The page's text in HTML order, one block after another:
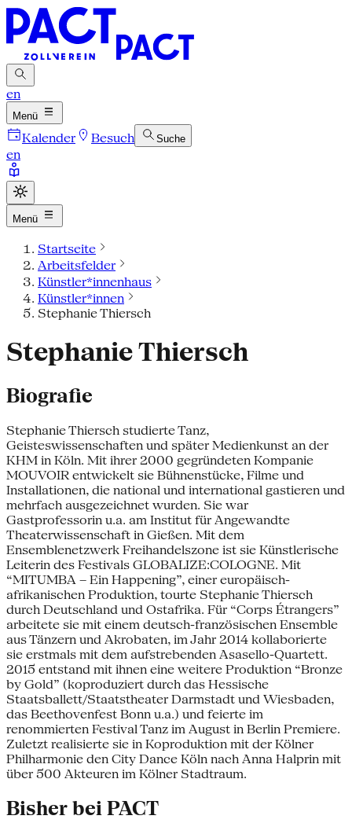
en
Menü
Kalender Besuch Suche
en
Menü
Startseite
Arbeitsfelder
Künstler*innenhaus
Künstler*innen
Stephanie Thiersch
Stephanie Thiersch
Biografie
Stephanie Thiersch studierte Tanz,
Geisteswissenschaften und später Medienkunst an der
KHM in Köln. Mit ihrer 2000 gegründeten Kompanie
MOUVOIR entwickelt sie Bühnenstücke, Filme und
Installationen, die national und international gastieren und
mehrfach ausgezeichnet wurden. Sie war
Gastprofessorin u.a. am Institut für Angewandte
Theaterwissenschaft in Gießen. Mit dem
Ensemblenetzwerk Freihandelszone ist sie Künstlerische
Leiterin des Festivals GLOBALIZE:COLOGNE. Mit
“MITUMBA – Ein Happening”, einer europäisch-
afrikanischen Produktion, tourte Stephanie Thiersch
durch Deutschland und Ostafrika. Für “Corps Étrangers”
arbeitete sie mit einem deutsch-französischen Ensemble
aus Tänzern und Akrobaten, im Jahr 2014 kollaborierte
sie erstmals mit dem aufstrebenden Asasello-Quartett.
2015 entstand mit ihnen eine weitere Produktion “Bronze
by Gold” (koproduziert durch das Hessische
Staatsballett/Staatstheater Darmstadt und Wiesbaden,
das Beethovenfest Bonn u.a.) und feierte im
renommierten Festival Tanz im August in Berlin Premiere.
Zuletzt realisierte sie in Koproduktion mit der Kölner
Philharmonie den City Dance Köln nach Anna Halprin mit
über 500 Akteuren im Kölner Stadtraum.
Bisher bei PACT